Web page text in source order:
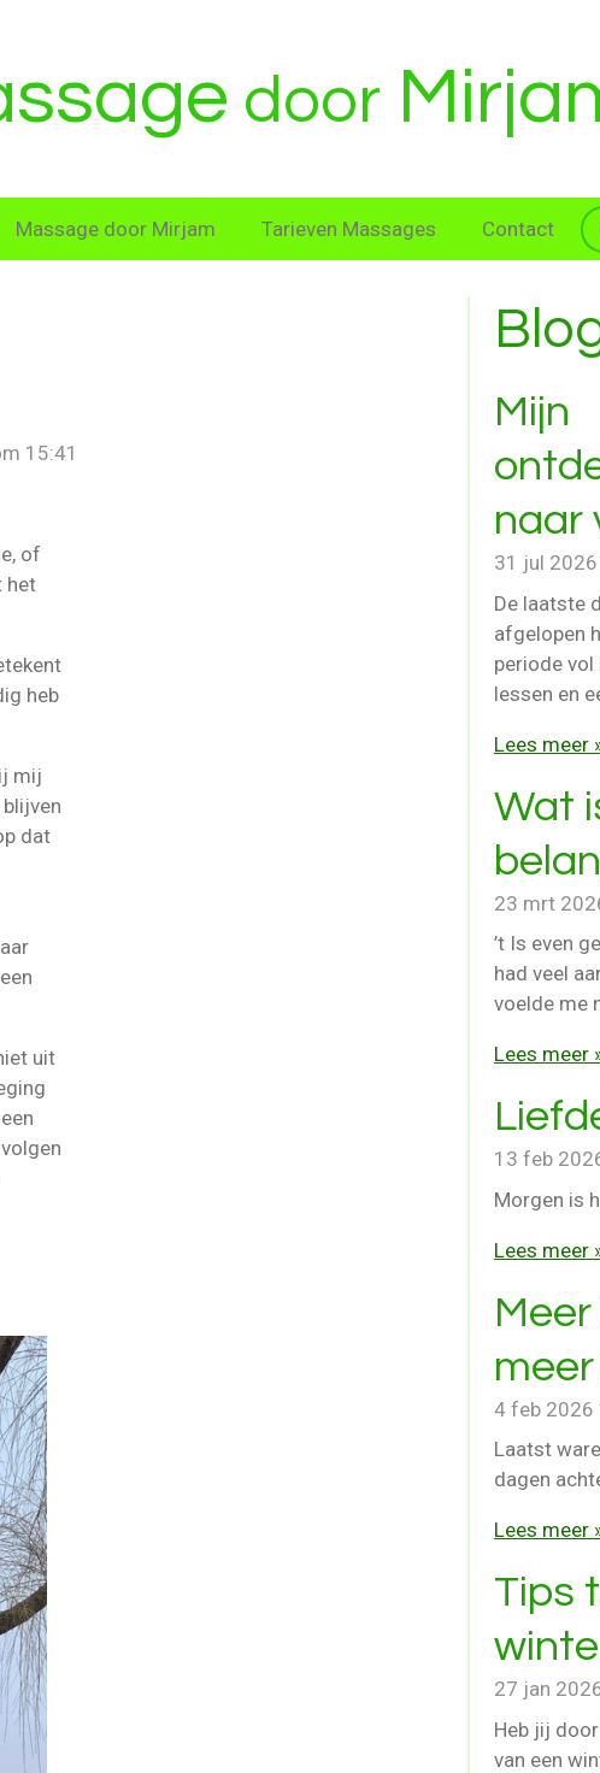
door
Massage door Mirjam Tarieven Massages Contact
15:41
of
het
heb
mij
dat
uit
Mijn
naar
31 jul 2026
De laatste
afgelopen
periode vol
lessen en
Lees meer
Wat
23 mrt
’t Is even
had veel
voelde me
Lees meer
13 feb
Morgen is
Lees meer
meer
4 feb 2026
Laatst
dagen
Lees meer
Tips
27 jan
Heb jij
van een